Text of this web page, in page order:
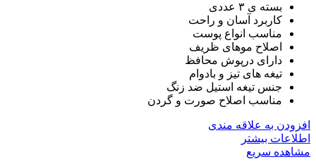
بسته ی ۳ عددی
کاربرد آسان و راحت
مناسب انواع پوست
اصلاح موهای ظریف
دارای درپوش محافظ
تیغه های تیز و بادوام
جنس تیغه استیل ضد زنگ
مناسب اصلاح صورت و گردن
افزودن به علاقه مندی
اطلاعات بیشتر
مشاهده سریع